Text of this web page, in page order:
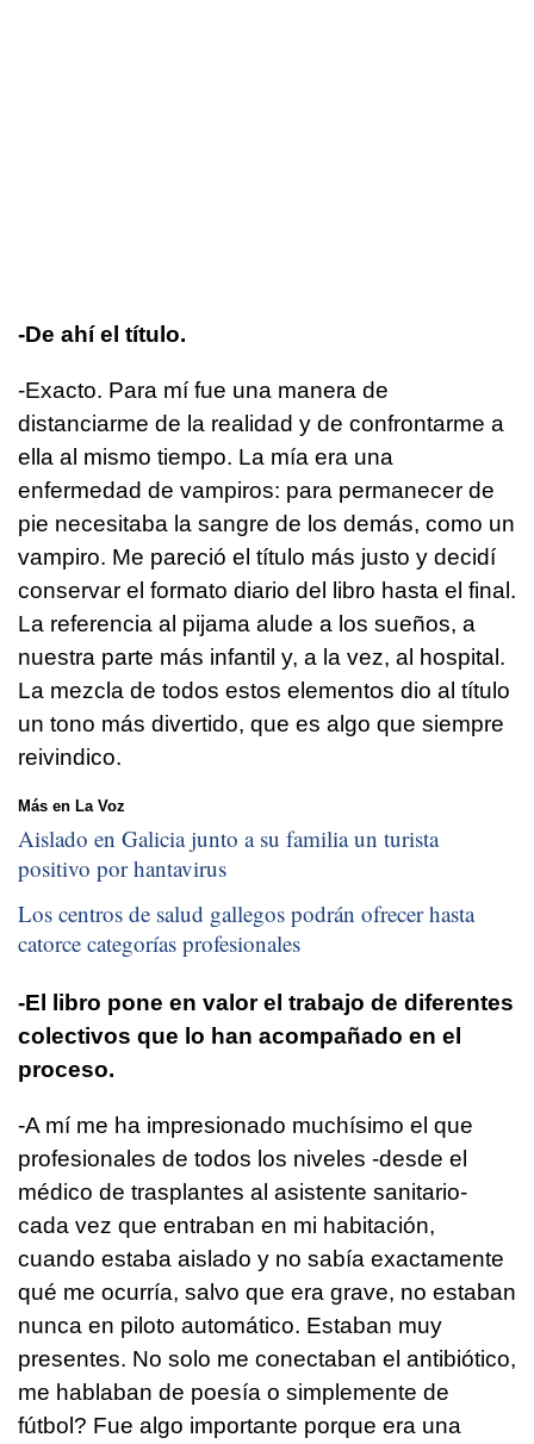
-De ahí el título.
-Exacto. Para mí fue una manera de
distanciarme de la realidad y de confrontarme a
ella al mismo tiempo. La mía era una
enfermedad de vampiros: para permanecer de
pie necesitaba la sangre de los demás, como un
vampiro. Me pareció el título más justo y decidí
conservar el formato diario del libro hasta el final.
La referencia al pijama alude a los sueños, a
nuestra parte más infantil y, a la vez, al hospital.
La mezcla de todos estos elementos dio al título
un tono más divertido, que es algo que siempre
reivindico.
Más en La Voz
Aislado en Galicia junto a su familia un turista
positivo por hantavirus
Los centros de salud gallegos podrán ofrecer hasta
catorce categorías profesionales
-El libro pone en valor el trabajo de diferentes
colectivos que lo han acompañado en el
proceso.
-A mí me ha impresionado muchísimo el que
profesionales de todos los niveles -desde el
médico de trasplantes al asistente sanitario-
cada vez que entraban en mi habitación,
cuando estaba aislado y no sabía exactamente
qué me ocurría, salvo que era grave, no estaban
nunca en piloto automático. Estaban muy
presentes. No solo me conectaban el antibiótico,
me hablaban de poesía o simplemente de
fútbol? Fue algo importante porque era una